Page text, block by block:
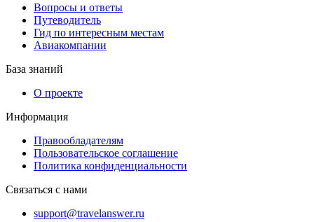
Вопросы и ответы
Путеводитель
Гид по интересным местам
Авиакомпании
База знаний
О проекте
Информация
Правообладателям
Пользовательское соглашение
Политика конфиденциальности
Связаться с нами
support@travelanswer.ru